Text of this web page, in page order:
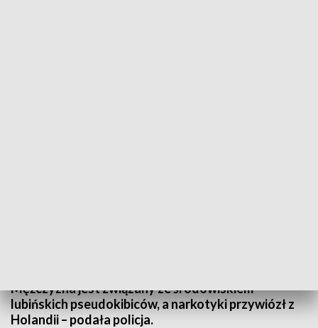
Mężczyzna jest związany ze środowiskiem
lubińskich pseudokibiców, a narkotyki przywiózł z
Holandii – podała policja.